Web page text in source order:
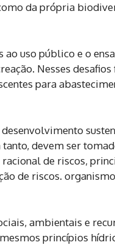
da própria
uso público e o
Nesses desafios
para
devem ser
de riscos,
de riscos.
ambientais e
princípios